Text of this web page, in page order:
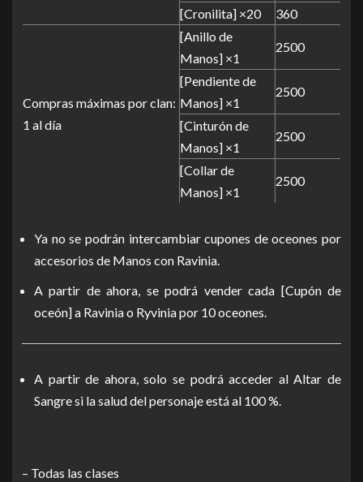
[Cronilita] ×20 360
Compras máximas por clan:
1 al día
[Anillo de
Manos] ×1
2500
[Pendiente de
Manos] ×1
2500
[Cinturón de
Manos] ×1
2500
[Collar de
Manos] ×1
2500
Ya no se podrán intercambiar cupones de oceones por
accesorios de Manos con Ravinia.
A partir de ahora, se podrá vender cada [Cupón de
oceón] a Ravinia o Ryvinia por 10 oceones.
A partir de ahora, solo se podrá acceder al Altar de
Sangre si la salud del personaje está al 100 %.
– Todas las clases